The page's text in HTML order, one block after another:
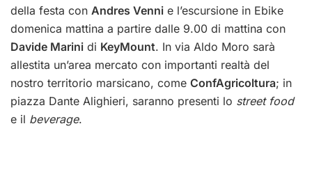
della festa con Andres Venni e l’escursione in Ebike
domenica mattina a partire dalle 9.00 di mattina con
Davide Marini di KeyMount. In via Aldo Moro sarà
allestita un’area mercato con importanti realtà del
nostro territorio marsicano, come ConfAgricoltura; in
piazza Dante Alighieri, saranno presenti lo street food
e il beverage.